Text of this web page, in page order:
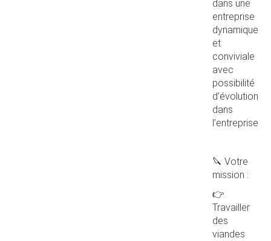
dans une
entreprise
dynamique
et
conviviale
avec
possibilité
d’évolution
dans
l’entreprise
🔪 Votre
mission :
👉
Travailler
des
viandes